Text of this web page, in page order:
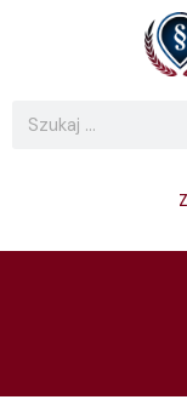
Search